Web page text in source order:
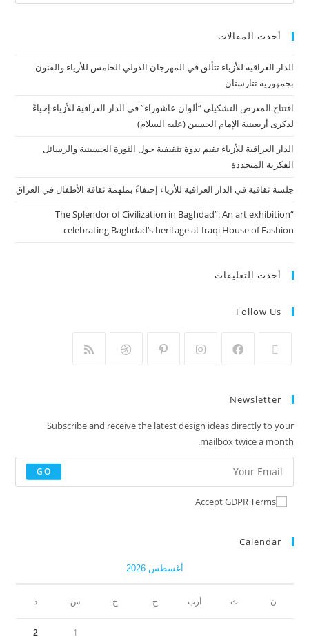
أحدث المقالات
الدار العراقية للأزياء تتألق في المهرجان الدولي الخامس للأزياء والفنون
بجمهورية تتارستان
افتتاح المعرض التشكيلي “ألوان عاشوراء” في الدار العراقية للأزياء إحياءً
لذكرى أربعينية الإمام الحسين (عليه السلام)
الدار العراقية للأزياء تقيم ندوة تثقيفية حول الثورة الحسينية والرسائل
الفكرية المتجددة
جلسة ثقافية في الدار العراقية للأزياء إحتفاءً بملهمة ثقافة الأطفال في العراق
“The Splendor of Civilization in Baghdad”: An art exhibition
celebrating Baghdad’s heritage at Iraqi House of Fashion
أحدث التعليقات
Follow Us
Newsletter
Subscribe and receive the latest design ideas directly to your
mailbox twice a month.
GO
Accept GDPR Terms
Calendar
أغسطس 2026
ن ث أرب خ ج س د
1
2